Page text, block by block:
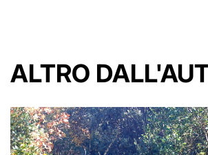
ALTRO